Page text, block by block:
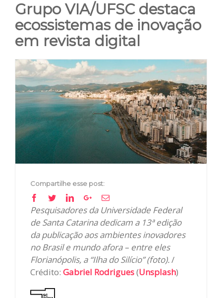
Grupo VIA/UFSC destaca
ecossistemas de inovação
em revista digital
View
Larger
Image
Compartilhe esse post:
Facebook
TwitterLinkedinGoogle+Email
Pesquisadores da Universidade Federal
de Santa Catarina dedicam a 13ª edição
da publicação aos ambientes inovadores
no Brasil e mundo afora – entre eles
Florianópolis, a “Ilha do Silício” (foto)./
Crédito: Gabriel Rodrigues(Unsplash)